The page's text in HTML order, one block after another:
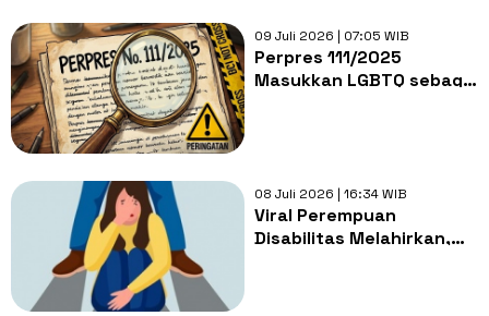
09 Juli 2026 | 07:05 WIB
Perpres 111/2025
Masukkan LGBTQ sebagai
08 Juli 2026 | 16:34 WIB
Viral Perempuan
Disabilitas Melahirkan,